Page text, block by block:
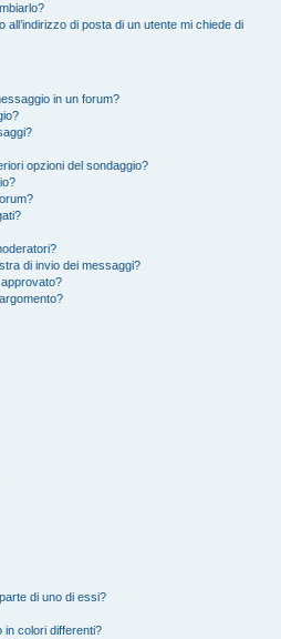
di posta di un utente mi chiede di
in un forum?
opzioni del sondaggio?
di invio dei messaggi?
di uno di essi?
in colori differenti?